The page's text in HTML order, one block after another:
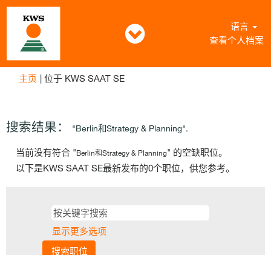
语言
查看个人档案
主页 | 位于 KWS SAAT SE（当
搜索结果： "Berlin和Strategy & Planning".
当前没有符合 "Berlin和Strategy & Planning" 的空缺职位。
以下是KWS SAAT SE最新发布的0个职位，供您参考。
显示更多选项